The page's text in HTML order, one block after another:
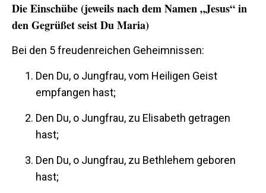
Die Einschübe (jeweils nach dem Namen „Jesus“ in
den Gegrüßet seist Du Maria)
Bei den 5 freudenreichen Geheimnissen:
Den Du, o Jungfrau, vom Heiligen Geist
empfangen hast;
Den Du, o Jungfrau, zu Elisabeth getragen
hast;
Den Du, o Jungfrau, zu Bethlehem geboren
hast;